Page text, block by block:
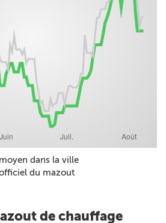
dans la ville
du mazout
de chauffage